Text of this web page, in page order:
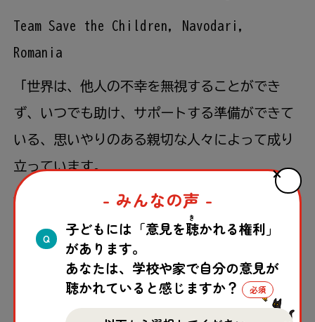
Team Save the Children, Navodari,
Romania
世界は、他人 の不幸を無視することができ
ず、いつでも 助け、サポートする準備ができて
いる、 思いやりのある親切な 人々 によって成り
立っています。
皆 せてくださる関心と 参加
す。あなたの助けは 非常に貴重であり、決 して
れられることはありません。」
セーブ・ザ・チルドレン・ルーマニア ナボダ
- みんなの声 -
Q
子どもには「意見を聴
き
かれる権利」
があります。
あなたは、学校や家で自分の意見が
聴かれていると感じますか？